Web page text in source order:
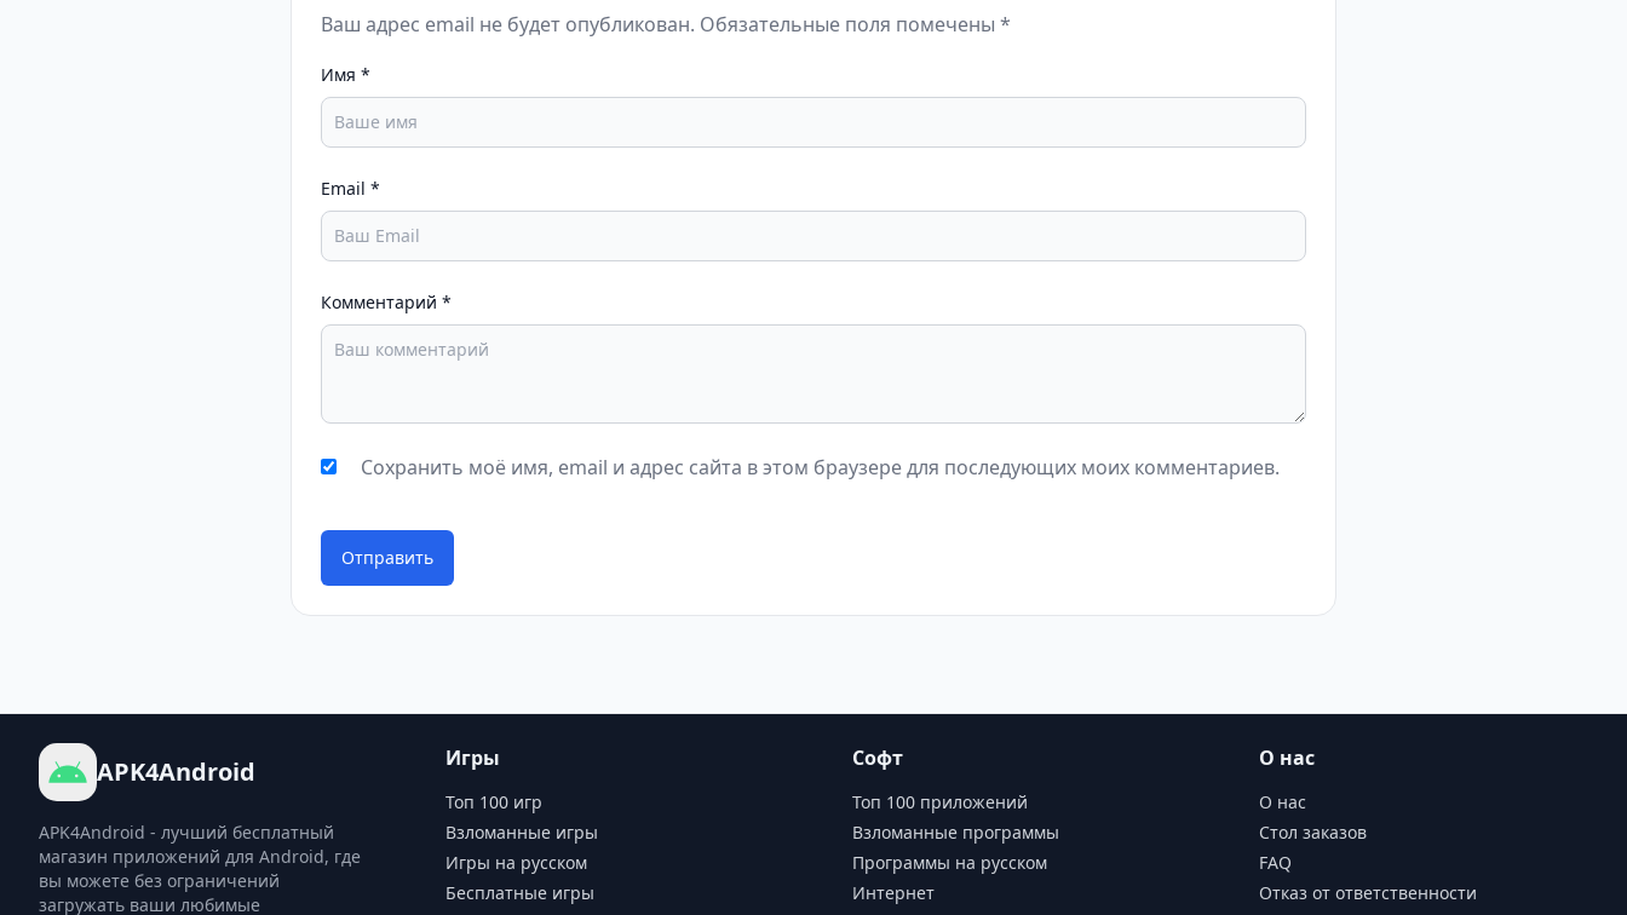
Ваш адрес email не будет опубликован. Обязательные поля помечены *
Имя *
Email *
Комментарий *
Сохранить моё имя, email и адрес сайта в этом браузере для последующих моих комментариев.
Отправить
APK4Android
APK4Android - лучший бесплатный
магазин приложений для Android, где
вы можете без ограничений
загружать ваши любимые
Игры
Топ 100 игр
Взломанные игры
Игры на русском
Бесплатные игры
Софт
Топ 100 приложений
Взломанные программы
Программы на русском
Интернет
О нас
О нас
Стол заказов
FAQ
Отказ от ответственности